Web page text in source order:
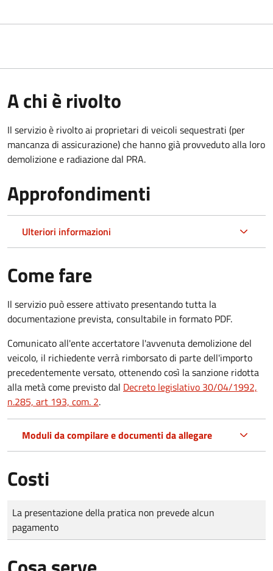
A chi è rivolto
Il servizio è rivolto ai proprietari di veicoli sequestrati (per
mancanza di assicurazione) che hanno già provveduto alla loro
demolizione e radiazione dal PRA.
Approfondimenti
Ulteriori informazioni
Come fare
Il servizio può essere attivato presentando tutta la
documentazione prevista, consultabile in formato PDF.
Comunicato all'ente accertatore l'avvenuta demolizione del
veicolo, il richiedente verrà rimborsato di parte dell'importo
precedentemente versato, ottenendo così la sanzione ridotta
alla metà come previsto dal Decreto legislativo 30/04/1992,
n.285, art 193, com. 2.
Moduli da compilare e documenti da allegare
Costi
Tipo di pagamento
Importo
La presentazione della pratica non prevede alcun
pagamento